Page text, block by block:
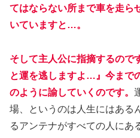
てはならない所まで車を走ら
いていますと…。
そして主人公に指摘するの
と運を逃しますよ…』今まで
のように諭していくのです。
場、というのは人生にはある
るアンテナがすべての人にあ